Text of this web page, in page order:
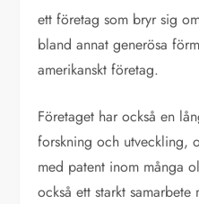
ett företag som bryr sig
bland annat generösa
amerikanskt företag.
Företaget har också en
forskning och utveckling,
med patent inom många
också ett starkt